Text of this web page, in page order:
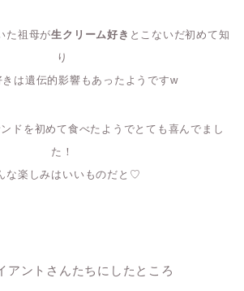
た祖母が生クリーム好き とこないだ初めて知
り
きは遺伝的影響もあったようですw
ドを初めて食べたようでとても喜んでまし
た！
な楽しみはいいものだと♡
アントさんたちにしたところ